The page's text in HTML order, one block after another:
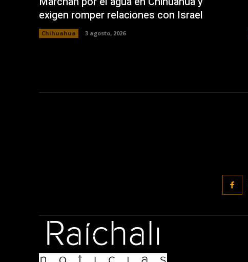
exigen romper relaciones con Israel
Chihuahua 3 agosto, 2026